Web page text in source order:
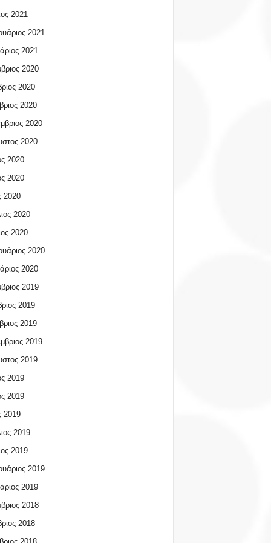
2021
2021
2021
2020
2020
2020
2020
2020
2020
2020
2020
2020
2020
2020
2020
2019
2019
2019
2019
2019
2019
2019
2019
2019
2019
2019
2019
2018
2018